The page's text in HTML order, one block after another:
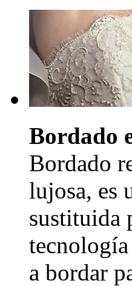
Bordado
Bordado
lujosa, es
sustituida
a bordar